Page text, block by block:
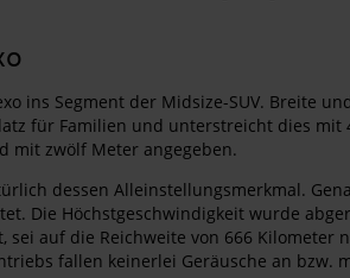
ins Segment der Midsize-SUV. Breite
für Familien und unterstreicht dies
mit zwölf Meter angegeben.
dessen Alleinstellungsmerkmal.
Die Höchstgeschwindigkeit wurde
sei auf die Reichweite von 666
fallen keinerlei Geräusche an bzw.